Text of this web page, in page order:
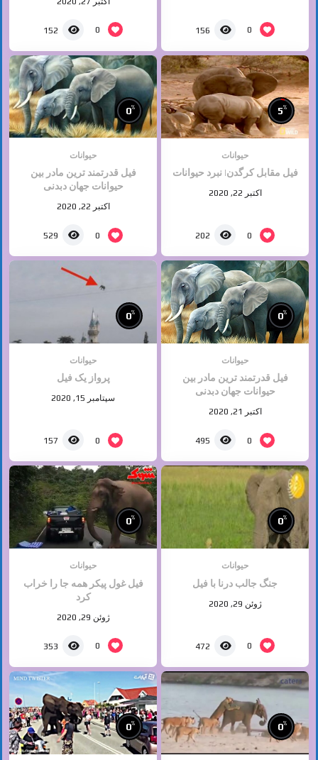
0
156
0
152
5%
حیوانات
فیل مقابل کرگدن| نبرد حیوانات
اکتبر 22, 2020
0
202
0%
حیوانات
فیل قدرتمند ترین مادر بین
حیوانات جهان دبدنی
اکتبر 22, 2020
0
529
0%
حیوانات
فیل قدرتمند ترین مادر بین
حیوانات جهان دبدنی
اکتبر 21, 2020
0
495
0%
حیوانات
پرواز یک فیل
سپتامبر 15, 2020
0
157
0%
حیوانات
جنگ جالب درنا با فیل
ژوئن 29, 2020
0
472
0%
حیوانات
فیل غول پیکر همه جا را خراب
کرد
ژوئن 29, 2020
0
353
0%
0%